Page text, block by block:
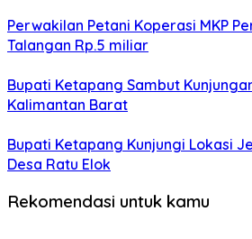
Perwakilan Petani Koperasi MKP
Talangan Rp.5 miliar
Bupati Ketapang Sambut
Kalimantan Barat
Bupati Ketapang Kunjungi Lokasi
Desa Ratu Elok
Rekomendasi untuk kamu